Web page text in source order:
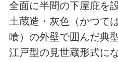
全面に半間の下屋庇を設
土蔵造・灰色（かつて
喰）の外壁で囲 んだ典
江戸型の見世蔵形式に